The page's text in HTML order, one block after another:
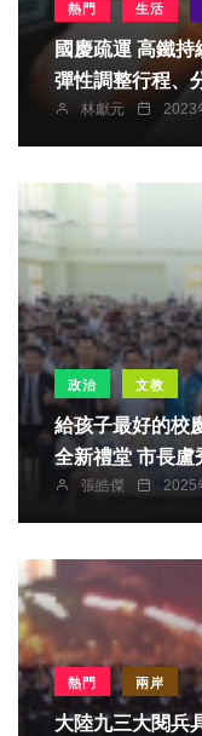
熱門 生活
國慶疏運 高鐵持續更新「熱銷車次」資訊 請旅客
彈性調整行程、
林獻元 2023
政治 文教
給孩子最好的校
全新禮
張皓傑 2025
熱門 兩岸
大陸九三大閱兵